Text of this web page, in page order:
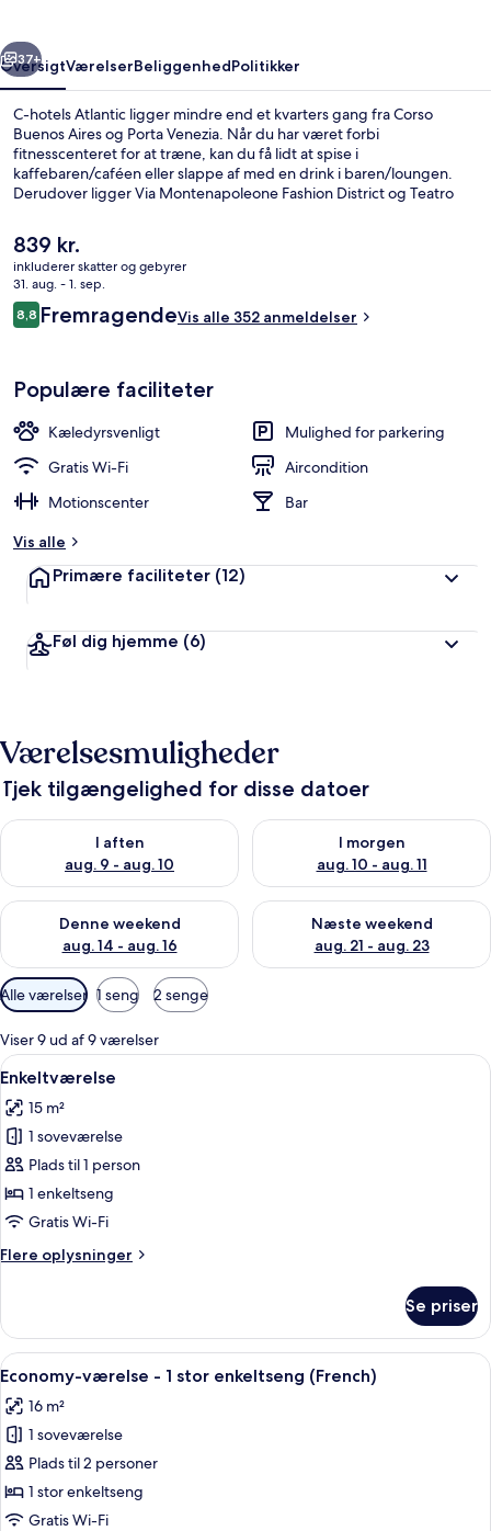
Næste
37+
OversigtVærelserBeliggenhedPolitikker
C-hotels Atlantic ligger mindre end et kvarters gang fra Corso
Buenos Aires og Porta Venezia. Når du har været forbi
fitnesscenteret for at træne, kan du få lidt at spise i
kaffebaren/caféen eller slappe af med en drink i baren/loungen.
Derudover ligger Via Montenapoleone Fashion District og Teatro
stedets hjælpsomme personale og beliggenhed.
Overnatningsstedet ligger kun en kort gåtur fra offentlig transport:
Centrale FS Metrostation ligger 3 minutter væk og Via Vitruvio
Sporvognsstation ligger 4 minutter derfra.
Den
nuværende
pris
er
839 kr.
839 kr.
inkluderer skatter og gebyrer
31. aug. - 1. sep.
Anmeldelser
8,88,8 ud af 10.
FremragendeVis alle 352 anmeldelser
Populære faciliteter
Kæledyrsvenligt
Mulighed for parkering
Gratis Wi-Fi
Aircondition
Motionscenter
Bar
Vis alle
Primære faciliteter (12)
Føl dig hjemme (6)
Værelsesmuligheder
Tjek tilgængelighed for disse datoer
I aften
aug. 9 - aug. 10
Tjek tilgængelighed for i aften aug. 9 - aug. 10
I morgen
aug. 10 - aug. 11
Tjek tilgængelighed for i
Denne weekend
aug. 14 - aug. 16
Tjek tilgængelighed for denne weekend aug. 14 - aug. 16
Næste weekend
aug. 21 - aug. 23
Tjek tilgængelighed for næste
Tilgængelige
filtre
for
værelser
Alle værelser 1 seng 2 senge
Viser 9 ud af 9 værelser
Indlæs
alle
billeder
af
Enkeltværelse
En pænt redt seng med et hvidt
4
Enkeltværelse
15 m²
1 soveværelse
Plads til 1 person
1 enkeltseng
Gratis Wi-Fi
Flere oplysninger
Flere
Se priser
Indlæs
alle
billeder
af
Economy-
værelse
-
Et moderne hotelværelse med seng,
5
Economy-værelse - 1 stor enkeltseng (French)
16 m²
1 soveværelse
Plads til 2 personer
1 stor enkeltseng
Gratis Wi-Fi